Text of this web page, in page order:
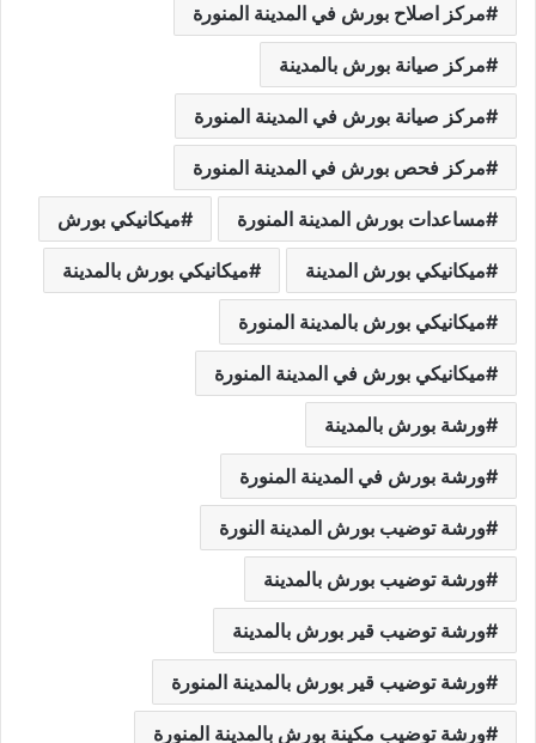
مركز اصلاح بورش في المدينة المنورة
مركز صيانة بورش بالمدينة
مركز صيانة بورش في المدينة المنورة
مركز فحص بورش في المدينة المنورة
مساعدات بورش المدينة المنورة ميكانيكي بورش
ميكانيكي بورش المدينة ميكانيكي بورش بالمدينة
ميكانيكي بورش بالمدينة المنورة
ميكانيكي بورش في المدينة المنورة
ورشة بورش بالمدينة
ورشة بورش في المدينة المنورة
ورشة توضيب بورش المدينة النورة
ورشة توضيب بورش بالمدينة
ورشة توضيب قير بورش بالمدينة
ورشة توضيب قير بورش بالمدينة المنورة
ورشة توضيب مكينة بورش بالمدينة المنورة